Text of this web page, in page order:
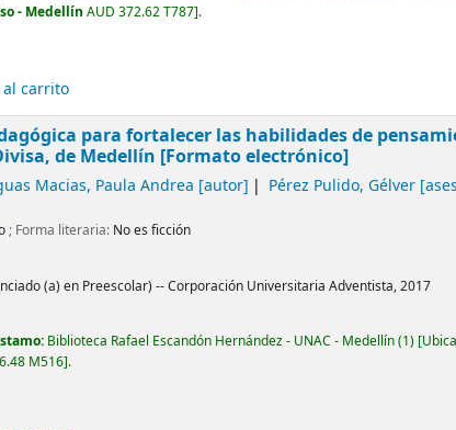
- MedellínAUD 372.62 T787 .
carrito
para fortalecer las habilidades de
de Medellín [Formato electrónico]
Macias, Paula Andrea [autor] Pérez Pulido, Gélver
; Forma literaria: No es ficción
(a) en Preescolar) -- Corporación Universitaria Adventista, 2017
Biblioteca Rafael Escandón Hernández - UNAC - Medellín(1)
M516 .